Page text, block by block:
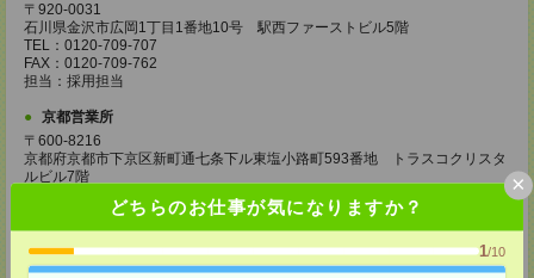
どちらのお仕事が気になりますか？
1/10
×
〒920-0031
石川県金沢市広岡1丁目1番地10号 駅西ファーストビル5階
TEL：0120-709-707
FAX：0120-709-762
担当：採用担当
京都営業所
〒600-8216
京都府京都市下京区新町通七条下ル東塩小路町593番地 トラスコクリスタ
ルビル7階
FAX：0120-709-751
担当：採用担当
大阪営業所